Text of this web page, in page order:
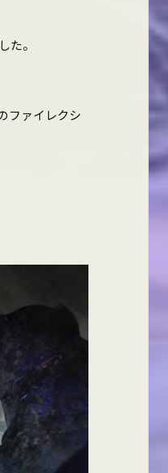
た。
ファイレクシ